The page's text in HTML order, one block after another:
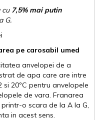
cu 7,5% mai putin
G.
pe carosabil umed
anvelopei de a
de apa care are intre
20ºC pentru anvelopele
de vara. Franarea
o scara de la A la G,
in acest sens.